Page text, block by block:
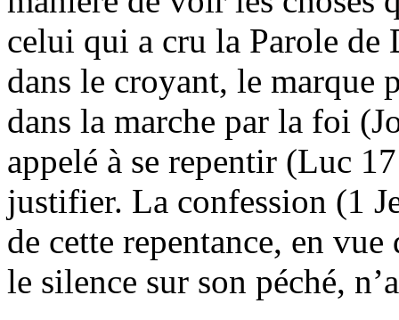
celui qui a cru la Parole
dans le croyant, le marque
dans la marche par la foi
appelé à se repentir (Luc
justifier. La confession (1
de cette repentance, en
le silence sur son péché,